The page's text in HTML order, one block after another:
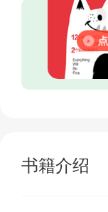
书籍介绍